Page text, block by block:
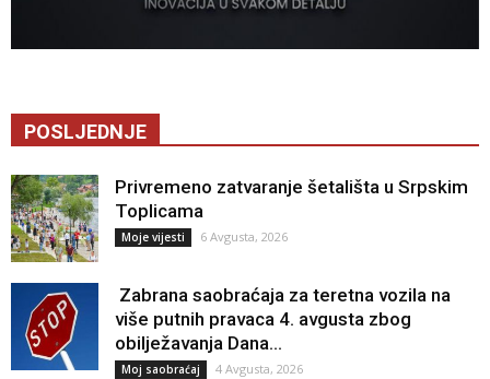
POSLJEDNJE
Privremeno zatvaranje šetališta u Srpskim
Toplicama
Moje vijesti 6 Avgusta, 2026
Zabrana saobraćaja za teretna vozila na
više putnih pravaca 4. avgusta zbog
obilježavanja Dana...
Moj saobraćaj 4 Avgusta, 2026